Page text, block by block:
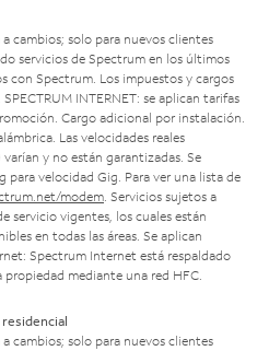
cambios; solo para nuevos clientes
servicios de Spectrum en los últimos
con Spectrum. Los impuestos y cargos
INTERNET: se aplican tarifas
Cargo adicional por instalación.
Las velocidades reales
y no están garantizadas. Se
para velocidad Gig. Para ver una lista de
modem. Servicios sujetos a
servicio vigentes, los cuales están
en todas las áreas. Se aplican
Spectrum Internet está respaldado
mediante una red HFC.
cambios; solo para nuevos clientes